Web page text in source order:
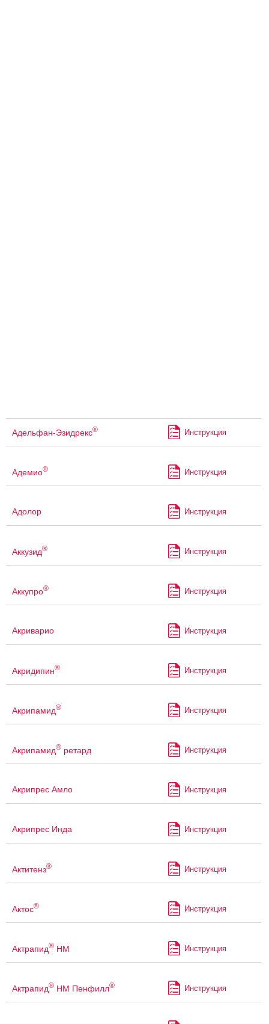
Адельфан-Эзидрекс® Инструкция
Адемио® Инструкция
Адолор Инструкция
Аккузид® Инструкция
Аккупро® Инструкция
Акриварио Инструкция
Акридипин® Инструкция
Акрипамид® Инструкция
Акрипамид® ретард Инструкция
Акрипрес Амло Инструкция
Акрипрес Инда Инструкция
Актитенз® Инструкция
Актос® Инструкция
Актрапид® НМ Инструкция
Актрапид® НМ Пенфилл® Инструкция